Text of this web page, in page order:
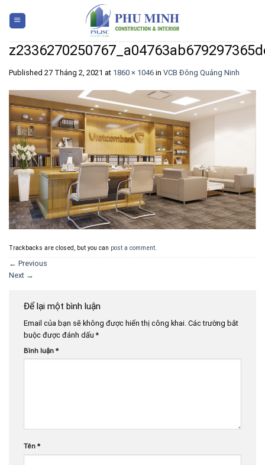
content
Published 27 Tháng 2, 2021 at 1860 × 1046 in VCB Đông Quảng Ninh
Trackbacks are closed, but you can post a comment.
← Previous
Next →
Để lại một bình luận
Email của bạn sẽ không được hiển thị công khai. Các trường bắt
buộc được đánh dấu*
Bình luận *
Tên *